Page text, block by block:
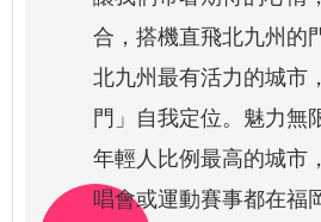
合，搭機直飛北九州的
北九州最有活力的城市
門」自我定位。魅力無
年輕人比例最高的城市
唱會或運動賽事都在福